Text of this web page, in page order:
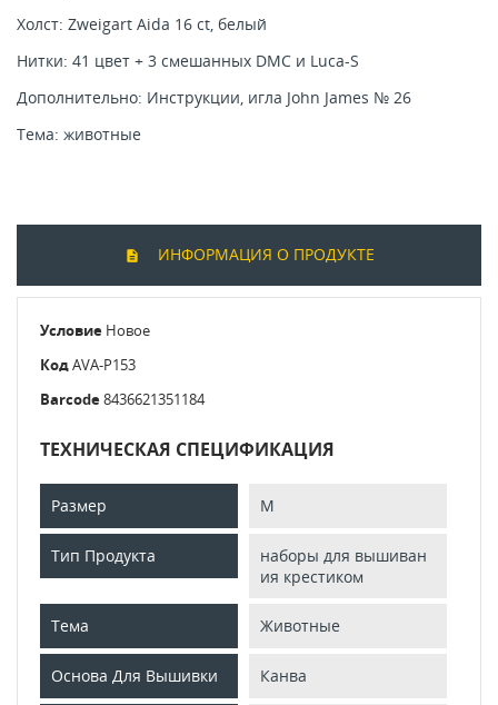
Холст: Zweigart Aida 16 ct, белый
Нитки: 41 цвет + 3 смешанных DMC и Luca-S
Дополнительно: Инструкции, игла John James № 26
Тема: животные
ИНФОРМАЦИЯ О ПРОДУКТЕ
Условие Новое
КодAVA-P153
Barcode8436621351184
ТЕХНИЧЕСКАЯ СПЕЦИФИКАЦИЯ
Размер M
Тип Продукта
наборы для вышиван
ия крестиком
Тема Животные
Основа Для Вышивки Канва